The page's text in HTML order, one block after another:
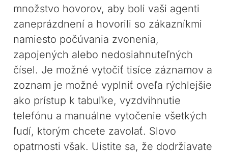
množstvo hovorov, aby boli vaši agenti
zaneprázdnení a hovorili so zákazníkmi
namiesto počúvania zvonenia,
zapojených alebo nedosiahnuteľných
čísel. Je možné vytočiť tisíce záznamov a
zoznam je možné vyplniť oveľa rýchlejšie
ako prístup k tabuľke, vyzdvihnutie
telefónu a manuálne vytočenie všetkých
ľudí, ktorým chcete zavolať. Slovo
opatrnosti však. Uistite sa, že dodržiavate